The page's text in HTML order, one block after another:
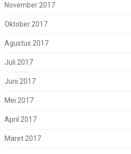
November 2017
Oktober 2017
Agustus 2017
Juli 2017
Juni 2017
Mei 2017
April 2017
Maret 2017